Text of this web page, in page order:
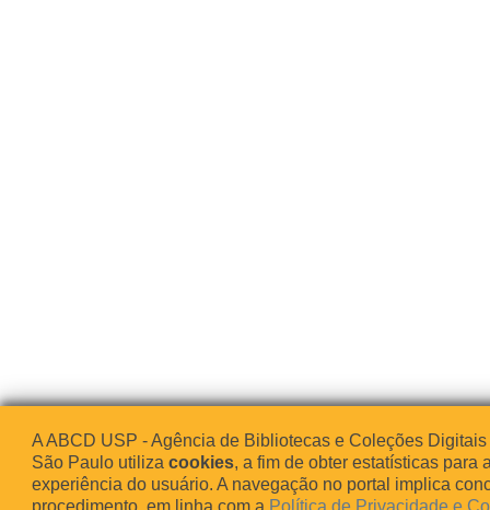
A ABCD USP - Agência de Bibliotecas e Coleções
São Paulo utiliza cookies, a fim de obter estatísticas para
experiência do usuário. A navegação no portal implica
procedimento, em linha com a Política de Privacidade e